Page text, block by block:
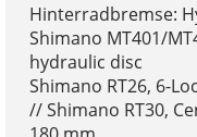
Hinterradbremse:
Shimano MT401/
hydraulic disc
Shimano RT26, 6-
// Shimano RT30,